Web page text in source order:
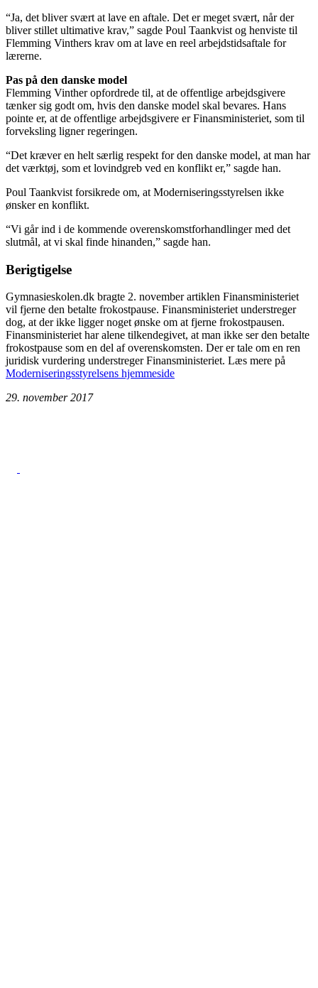
“Ja, det bliver svært at lave en aftale. Det er meget svært, når der
bliver stillet ultimative krav,” sagde Poul Taankvist og henviste til
Flemming Vinthers krav om at lave en reel arbejdstidsaftale for
lærerne.
Pas på den danske model
Flemming Vinther opfordrede til, at de offentlige arbejdsgivere
tænker sig godt om, hvis den danske model skal bevares. Hans
pointe er, at de offentlige arbejdsgivere er Finansministeriet, som til
forveksling ligner regeringen.
“Det kræver en helt særlig respekt for den danske model, at man har
det værktøj, som et lovindgreb ved en konflikt er,” sagde han.
Poul Taankvist forsikrede om, at Moderniseringsstyrelsen ikke
ønsker en konflikt.
“Vi går ind i de kommende overenskomstforhandlinger med det
slutmål, at vi skal finde hinanden,” sagde han.
Berigtigelse
Gymnasieskolen.dk bragte 2. november artiklen Finansministeriet
vil fjerne den betalte frokostpause. Finansministeriet understreger
dog, at der ikke ligger noget ønske om at fjerne frokostpausen.
Finansministeriet har alene tilkendegivet, at man ikke ser den betalte
frokostpause som en del af overenskomsten. Der er tale om en ren
juridisk vurdering understreger Finansministeriet. Læs mere på
Moderniseringsstyrelsens hjemmeside
29. november 2017